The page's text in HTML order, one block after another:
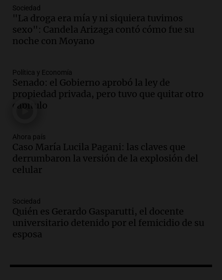
Audio. El primer semestre de 2026
reporta menos víctimas fatales en
accidentes de tránsito en Mendoza
Audio.El gobierno de La Rioja lanzará
pago en chachos para empleados
públicos a partir del 17 de octubre
Noticias
Audio.Luis Herrera
Actualidad
Audio.
Córdoba ganan más del doble que los
privados, según un estudio
de droga por delivery en el microcentro
Sociedad
"La droga era mía y ni siquiera tuvimos
sexo": Candela Arizaga contó cómo fue su
noche con Moyano
Política y Economía
Senado: el Gobierno aprobó la ley de
propiedad privada, pero tuvo que quitar otro
capítulo
Ahora país
Caso María Lucila Pagani: las claves que
derrumbaron la versión de la explosión del
celular
Sociedad
Quién es Gerardo Gasparutti, el docente
universitario detenido por el femicidio de su
esposa